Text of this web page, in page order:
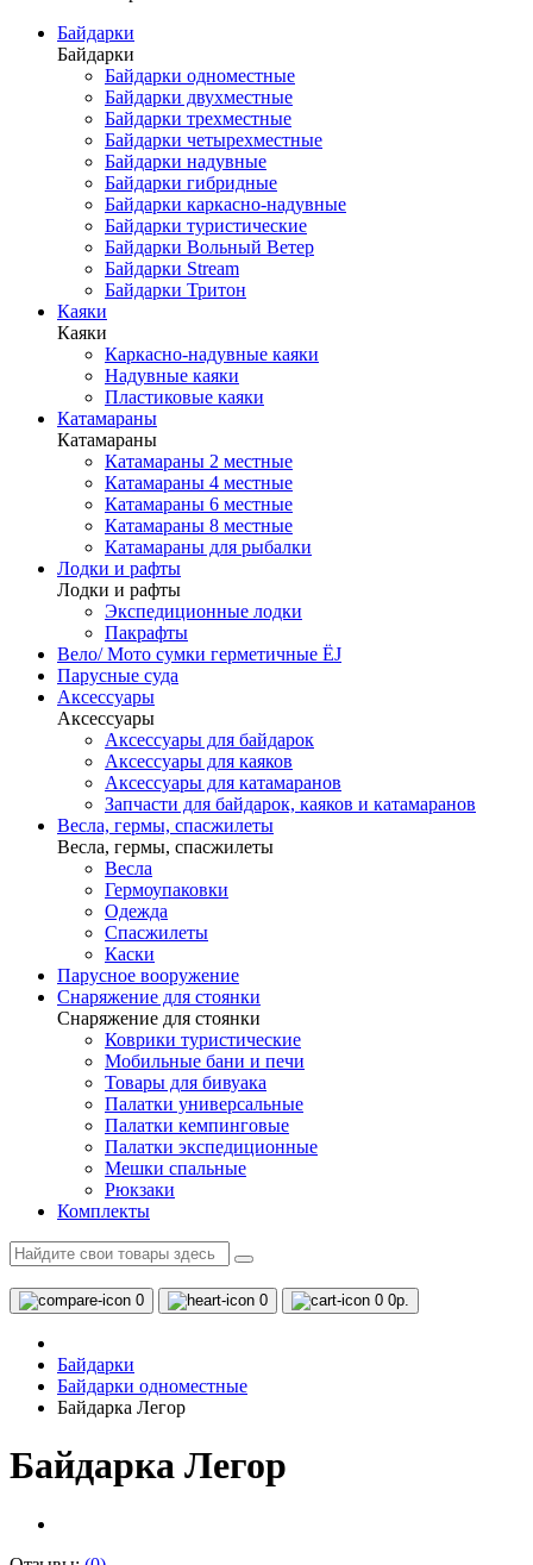
Байдарки
Байдарки
Байдарки одноместные
Байдарки двухместные
Байдарки трехместные
Байдарки четырехместные
Байдарки надувные
Байдарки гибридные
Байдарки каркасно-надувные
Байдарки туристические
Байдарки Вольный Ветер
Байдарки Stream
Байдарки Тритон
Каяки
Каяки
Каркасно-надувные каяки
Надувные каяки
Пластиковые каяки
Катамараны
Катамараны
Катамараны 2 местные
Катамараны 4 местные
Катамараны 6 местные
Катамараны 8 местные
Катамараны для рыбалки
Лодки и рафты
Лодки и рафты
Экспедиционные лодки
Пакрафты
Вело/ Мото сумки герметичные ЁJ
Парусные суда
Аксессуары
Аксессуары
Аксессуары для байдарок
Аксессуары для каяков
Аксессуары для катамаранов
Запчасти для байдарок, каяков и катамаранов
Весла, гермы, спасжилеты
Весла, гермы, спасжилеты
Весла
Гермоупаковки
Одежда
Спасжилеты
Каски
Парусное вооружение
Снаряжение для стоянки
Снаряжение для стоянки
Коврики туристические
Мобильные бани и печи
Товары для бивуака
Палатки универсальные
Палатки кемпинговые
Палатки экспедиционные
Мешки спальные
Рюкзаки
Комплекты
0 0 0 0р.
Байдарки
Байдарки одноместные
Байдарка Легор
Байдарка Легор